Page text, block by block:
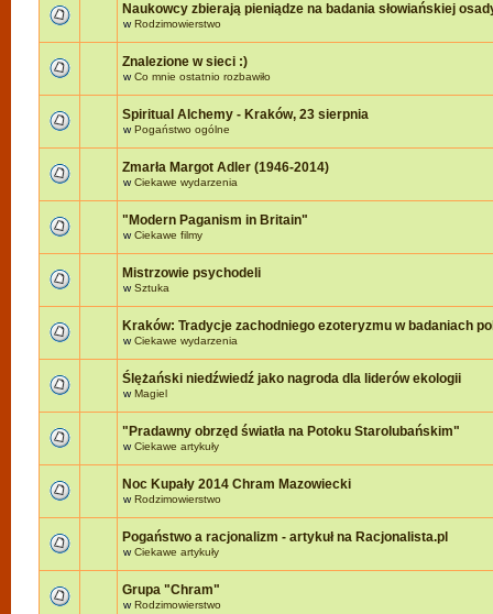
Naukowcy zbierają pieniądze na badania słowiańskiej
wRodzimowierstwo
Znalezione w sieci :)
wCo mnie ostatnio rozbawiło
Spiritual Alchemy - Kraków, 23 sierpnia
wPogaństwo ogólne
Zmarła Margot Adler (1946-2014)
wCiekawe wydarzenia
"Modern Paganism in Britain"
wCiekawe filmy
Mistrzowie psychodeli
wSztuka
Kraków: Tradycje zachodniego ezoteryzmu w badaniach
wCiekawe wydarzenia
Ślężański niedźwiedź jako nagroda dla liderów ekologii
wMagiel
"Pradawny obrzęd światła na Potoku Starolubańskim"
wCiekawe artykuły
Noc Kupały 2014 Chram Mazowiecki
wRodzimowierstwo
Pogaństwo a racjonalizm - artykuł na Racjonalista.pl
wCiekawe artykuły
Grupa "Chram"
wRodzimowierstwo